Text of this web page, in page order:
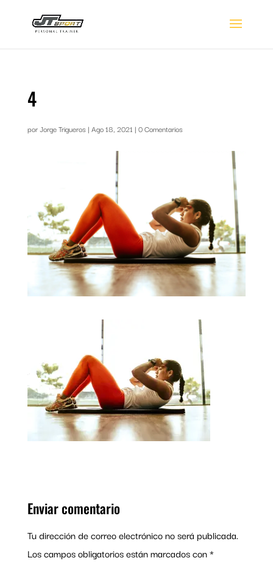
4
porJorge Trigueros | Ago 18, 2021 | 0 Comentarios
Enviar comentario
Tu dirección de correo electrónico no será publicada.
Los campos obligatorios están marcados con*